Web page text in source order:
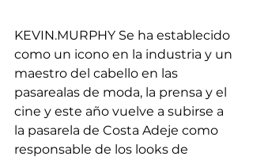
KEVIN.MURPHY Se ha establecido
como un icono en la industria y un
maestro del cabello en las
pasarealas de moda, la prensa y el
cine y este año vuelve a subirse a
la pasarela de Costa Adeje como
responsable de los looks de